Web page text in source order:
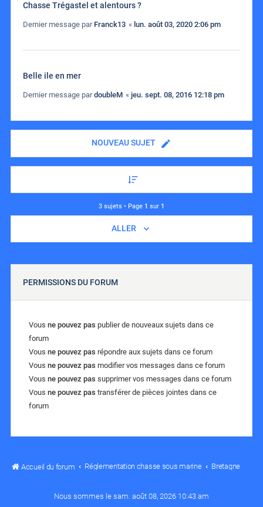
Chasse Trégastel et alentours ?
Dernier message par Franck13 « lun. août 03, 2020 2:06 pm
Belle ile en mer
Dernier message pardoubleM « jeu. sept. 08, 2016 12:18 pm
NOUVEAU SUJET
3 sujets • Page 1 sur 1
ALLER
PERMISSIONS DU FORUM
Vous ne pouvez pas publier de nouveaux sujets dans ce
forum
Vous ne pouvez pas répondre aux sujets dans ce forum
Vous ne pouvez pas modifier vos messages dans ce forum
Vous ne pouvez pas supprimer vos messages dans ce forum
Vous ne pouvez pas transférer de pièces jointes dans ce
forum
Accueil du forum Réglementation chasse sous marine Bretagne
Nous sommes le sam. août 08, 2026 10:43 am